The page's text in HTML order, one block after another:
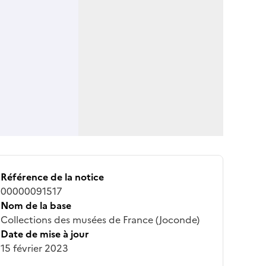
Référence de la notice
00000091517
Nom de la base
Collections des musées de France (Joconde)
Date de mise à jour
15 février 2023